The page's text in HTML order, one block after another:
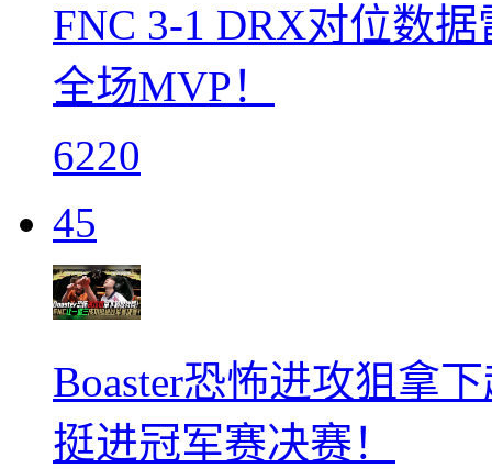
FNC 3-1 DRX对位数
全场MVP！
6220
45
Boaster恐怖进攻狙拿
挺进冠军赛决赛！